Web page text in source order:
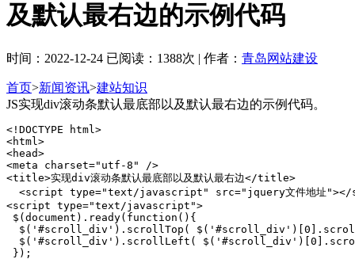
及默认最右边的示例代码
时间：2022-12-24 已阅读：1388次 | 作者： 青岛网站建设
首页>新闻资讯>建站知识
JS实现div滚动条默认最底部以及默认最右边的示例代码。
<!DOCTYPE html>
<html>
<head>
<meta charset="utf-8" />
<title>实现div滚动条默认最底部以及默认最右边</title>
<script type="text/javascript" src="jquery文件地址
<script type="text/javascript">
$(document).ready(function(){
$('#scroll_div').scrollTop(
$('#scroll_div').scrollLeft(
});